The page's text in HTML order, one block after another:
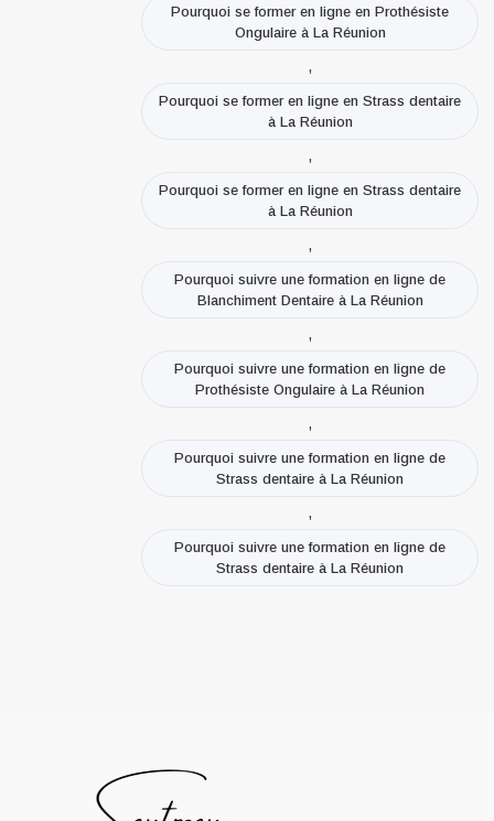
Pourquoi se former en ligne en Prothésiste
Ongulaire à La Réunion
,
Pourquoi se former en ligne en Strass dentaire
à La Réunion
,
Pourquoi se former en ligne en Strass dentaire
à La Réunion
,
Pourquoi suivre une formation en ligne de
Blanchiment Dentaire à La Réunion
,
Pourquoi suivre une formation en ligne de
Prothésiste Ongulaire à La Réunion
,
Pourquoi suivre une formation en ligne de
Strass dentaire à La Réunion
,
Pourquoi suivre une formation en ligne de
Strass dentaire à La Réunion